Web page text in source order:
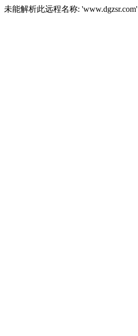
未能解析此远程名称: 'www.dgzsr.com'